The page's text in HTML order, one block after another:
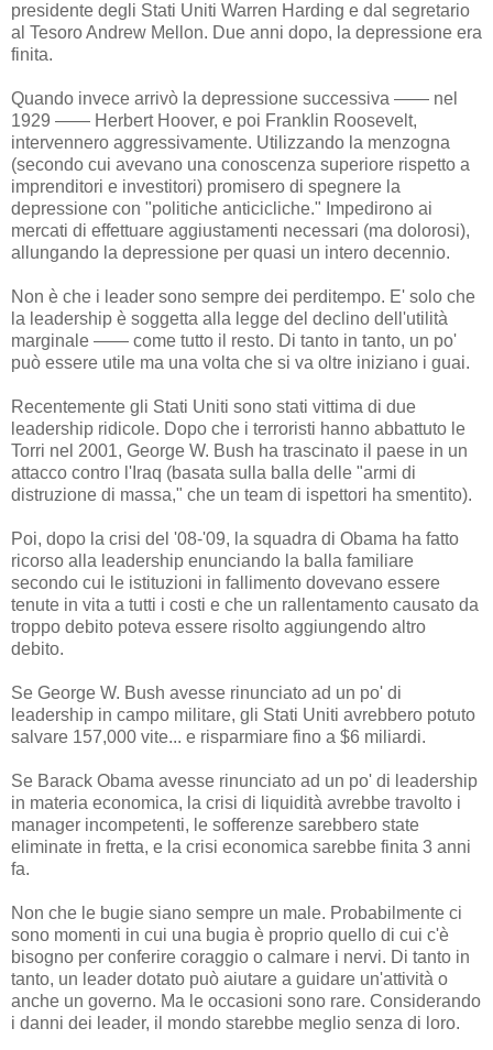
presidente degli Stati Uniti Warren Harding e dal segretario
al Tesoro Andrew Mellon. Due anni dopo, la depressione era
finita.
Quando invece arrivò la depressione successiva —— nel
1929 —— Herbert Hoover, e poi Franklin Roosevelt,
intervennero aggressivamente. Utilizzando la menzogna
(secondo cui avevano una conoscenza superiore rispetto a
imprenditori e investitori) promisero di spegnere la
depressione con "politiche anticicliche." Impedirono ai
mercati di effettuare aggiustamenti necessari (ma dolorosi),
allungando la depressione per quasi un intero decennio.
Non è che i leader sono sempre dei perditempo. E' solo che
la leadership è soggetta alla legge del declino dell'utilità
marginale —— come tutto il resto. Di tanto in tanto, un po'
può essere utile ma una volta che si va oltre iniziano i guai.
Recentemente gli Stati Uniti sono stati vittima di due
leadership ridicole. Dopo che i terroristi hanno abbattuto le
Torri nel 2001, George W. Bush ha trascinato il paese in un
attacco contro l'Iraq (basata sulla balla delle "armi di
distruzione di massa," che un team di ispettori ha smentito).
Poi, dopo la crisi del '08-'09, la squadra di Obama ha fatto
ricorso alla leadership enunciando la balla familiare
secondo cui le istituzioni in fallimento dovevano essere
tenute in vita a tutti i costi e che un rallentamento causato da
troppo debito poteva essere risolto aggiungendo altro
debito.
Se George W. Bush avesse rinunciato ad un po' di
leadership in campo militare, gli Stati Uniti avrebbero potuto
salvare 157,000 vite... e risparmiare fino a $6 miliardi.
Se Barack Obama avesse rinunciato ad un po' di leadership
in materia economica, la crisi di liquidità avrebbe travolto i
manager incompetenti, le sofferenze sarebbero state
eliminate in fretta, e la crisi economica sarebbe finita 3 anni
fa.
Non che le bugie siano sempre un male. Probabilmente ci
sono momenti in cui una bugia è proprio quello di cui c'è
bisogno per conferire coraggio o calmare i nervi. Di tanto in
tanto, un leader dotato può aiutare a guidare un'attività o
anche un governo. Ma le occasioni sono rare. Considerando
i danni dei leader, il mondo starebbe meglio senza di loro.